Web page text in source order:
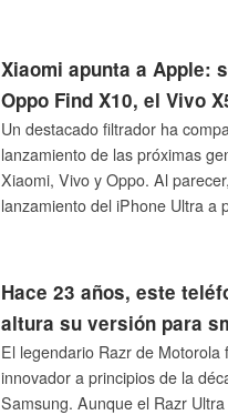
Xiaomi apunta a Apple:
Oppo Find X10, el Vivo
Un destacado filtrador ha
lanzamiento de las próximas
Xiaomi, Vivo y Oppo. Al
lanzamiento del iPhone Ultra a
X10 Pro y el Vivo X500 Pro
Hace 23 años, este
altura su versión para
El legendario Razr de
innovador a principios de la
Samsung. Aunque el Razr